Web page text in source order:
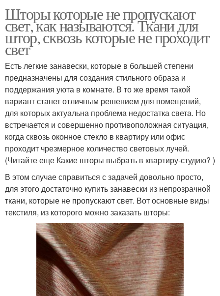
Шторы которые не пропускают
свет, как называются. Ткани для
штор, сквозь которые не проходит
свет
Есть легкие занавески, которые в большей степени
предназначены для создания стильного образа и
поддержания уюта в комнате. В то же время такой
вариант станет отличным решением для помещений,
для которых актуальна проблема недостатка света. Но
встречается и совершенно противоположная ситуация,
когда сквозь оконное стекло в квартиру или офис
проходит чрезмерное количество световых лучей.
(Читайте еще Какие шторы выбрать в квартиру-студию? )
В этом случае справиться с задачей довольно просто,
для этого достаточно купить занавески из непрозрачной
ткани, которые не пропускают свет. Вот основные виды
текстиля, из которого можно заказать шторы: